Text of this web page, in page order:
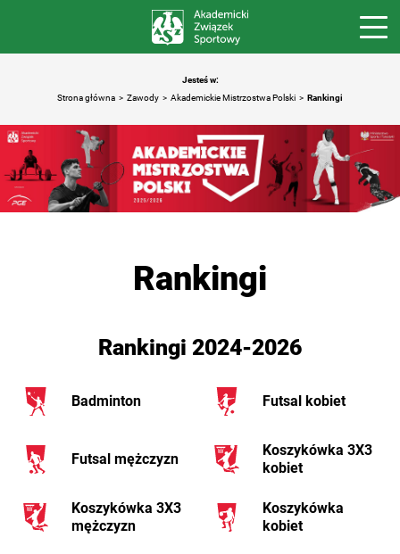
Jesteś w:
Strona główna
Zawody Akademickie Mistrzostwa Polski Rankingi
Rankingi
Rankingi 2024-2026
Badminton Futsal kobiet
Futsal mężczyzn
Koszykówka 3X3
kobiet
Koszykówka 3X3
mężczyzn
Koszykówka
kobiet